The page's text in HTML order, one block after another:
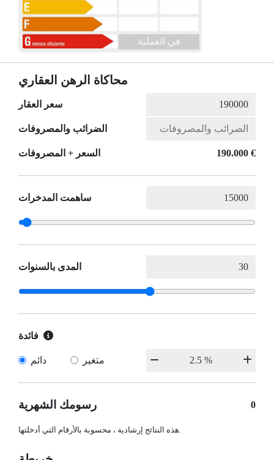
في العملية
محاكاة الرهن العقاري
سعر العقار
الضرائب والمصروفات
السعر + المصروفات 190.000 €
ساهمت المدخرات
المدى بالسنوات
فائدة
دائم متغير
رسومك الشهرية 0
هذه النتائج إرشادية ، محسوبة بالأرقام التي أدخلتها.